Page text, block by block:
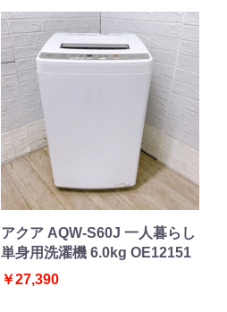
アクア AQW-S60J 一人暮らし
単身用洗濯機 6.0kg OE12151
￥27,390